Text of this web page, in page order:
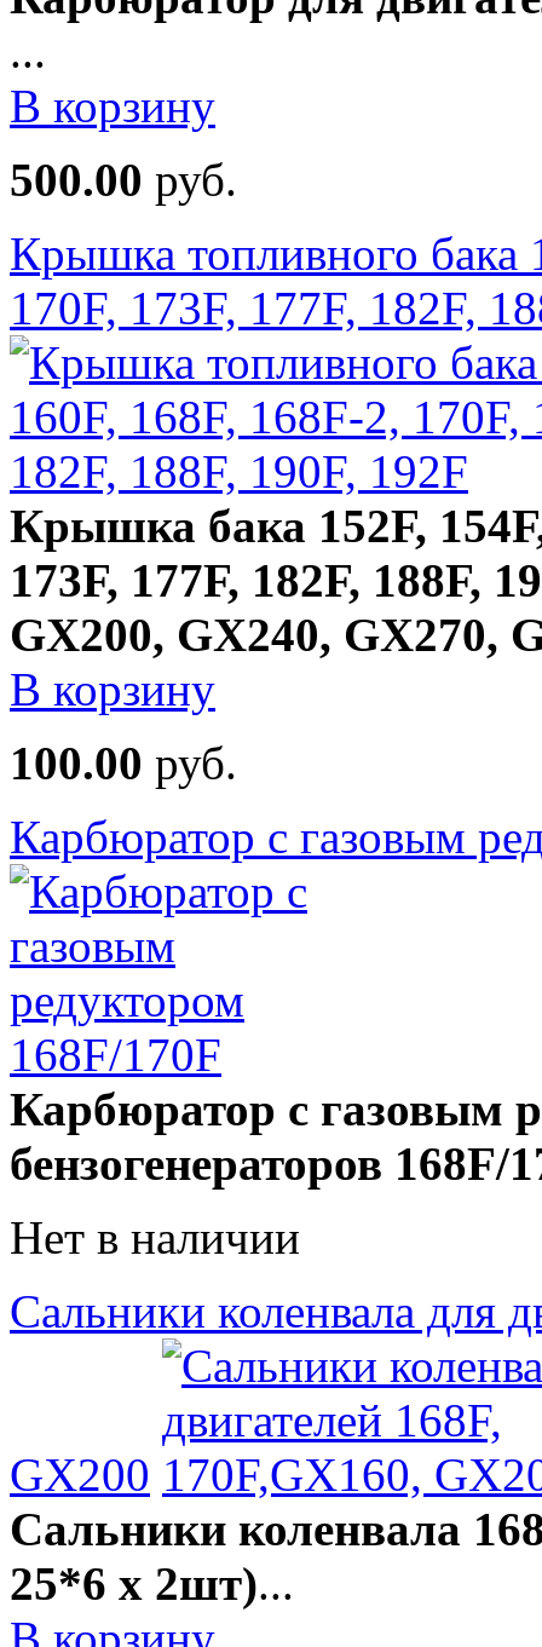
...
В корзину
500.00 руб.
Крышка топливного бака
170F, 173F, 177F, 182F,
Крышка бака 152F,
173F, 177F, 182F, 188F,
GX200, GX240, GX270,
В корзину
100.00 руб.
Карбюратор с газовым
Карбюратор с газовым
бензогенераторов 168F/
Нет в наличии
Сальники коленвала для
GX200
Сальники коленвала
25*6 x 2шт)...